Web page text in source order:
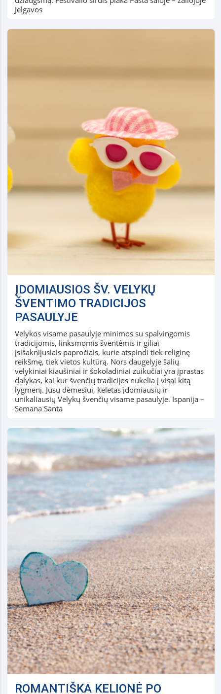
Jelgavos
ĮDOMIAUSIOS ŠV. VELYKŲ
ŠVENTIMO TRADICIJOS
PASAULYJE
Velykos visame pasaulyje minimos su spalvingomis
tradicijomis, linksmomis šventėmis ir giliai
įsišaknijusiais papročiais, kurie atspindi tiek religinę
reikšmę, tiek vietos kultūrą. Nors daugelyje šalių
velykiniai kiaušiniai ir šokoladiniai zuikučiai yra įprastas
dalykas, kai kur švenčių tradicijos nukelia į visai kitą
lygmenį. Jūsų dėmesiui, keletas įdomiausių ir
unikaliausių Velykų švenčių visame pasaulyje. Ispanija –
Semana Santa
ROMANTIŠKA KELIONĖ PO